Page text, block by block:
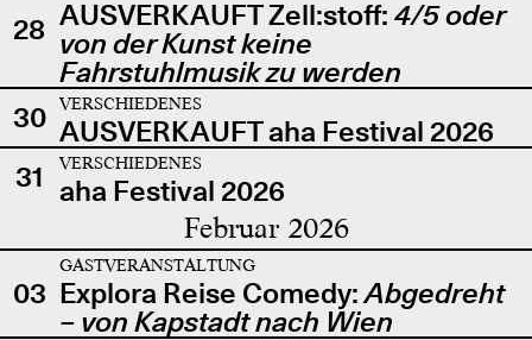
28 AUSVERKAUFT Zell:stoff: 4/5 oder
von der Kunst keine
Fahrstuhlmusik zu werden
30
VERSCHIEDENES
AUSVERKAUFT aha Festival 2026
31
VERSCHIEDENES
aha Festival 2026
Februar 2026
03
GASTVERANSTALTUNG
Explora Reise Comedy:Abgedreht
– von Kapstadt nach Wien